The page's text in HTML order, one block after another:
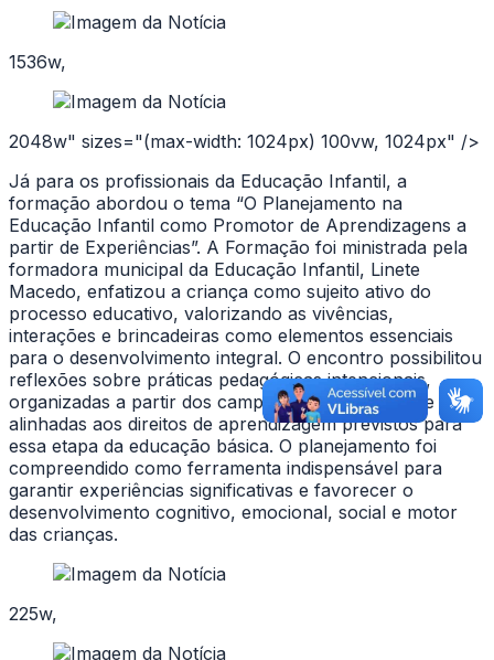
1536w,
2048w" sizes="(max-width: 1024px) 100vw, 1024px" />
Já para os profissionais da Educação Infantil, a
formação abordou o tema “O Planejamento na
Educação Infantil como Promotor de Aprendizagens a
partir de Experiências”. A Formação foi ministrada pela
formadora municipal da Educação Infantil, Linete
Macedo, enfatizou a criança como sujeito ativo do
processo educativo, valorizando as vivências,
interações e brincadeiras como elementos essenciais
para o desenvolvimento integral. O encontro possibilitou
reflexões sobre práticas pedagógicas intencionais,
organizadas a partir dos campos de experiências e
alinhadas aos direitos de aprendizagem previstos para
essa etapa da educação básica. O planejamento foi
compreendido como ferramenta indispensável para
garantir experiências significativas e favorecer o
desenvolvimento cognitivo, emocional, social e motor
das crianças.
225w,